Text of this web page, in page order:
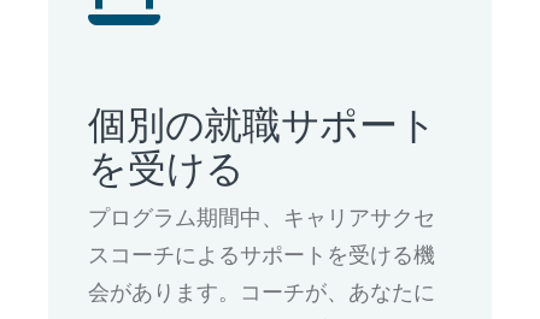
個別の就職サポート
を受ける
プログラム期間中、キャリアサクセ
スコーチによるサポートを受ける機
会があります。コーチが、あなたに